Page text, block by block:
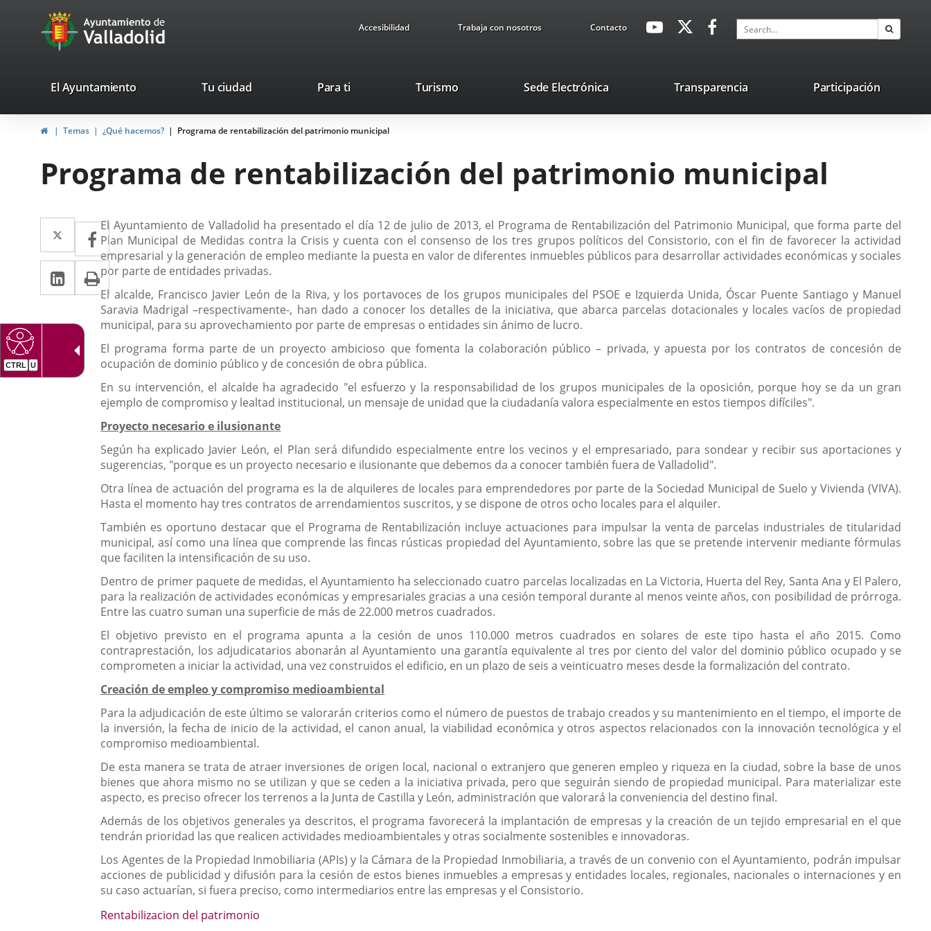
Portal
Web
Ayuntamiento
de
Accesibilidad Trabaja con nosotros ContactoavaHeaderSocial
Link
Link
application.
application.
Search
valladolid.es
El Ayuntamiento Tu ciudad Para ti TurismoThis
will
pop-
Sede ElectrónicaLink
external
Transparencia Participación
HomeTemas ¿Qué hacemos? Programa de rentabilización del patrimonio municipal
Programa de rentabilización del patrimonio municipal
Twitter
Enlace
a
una
aplicación
externa.
Facebook
Enlace
a
una
aplicación
externa.
Linkedin
Enlace
a
una
aplicación
externa.
Print
Descripción
El Ayuntamiento de Valladolid ha presentado el día 12 de julio de 2013, el Programa de Rentabilización del Patrimonio Municipal, que forma parte del
Plan Municipal de Medidas contra la Crisis y cuenta con el consenso de los tres grupos políticos del Consistorio, con el fin de favorecer la actividad
empresarial y la generación de empleo mediante la puesta en valor de diferentes inmuebles públicos para desarrollar actividades económicas y sociales
por parte de entidades privadas.
El alcalde, Francisco Javier León de la Riva, y los portavoces de los grupos municipales del PSOE e Izquierda Unida, Óscar Puente Santiago y Manuel
Saravia Madrigal –respectivamente-, han dado a conocer los detalles de la iniciativa, que abarca parcelas dotacionales y locales vacíos de propiedad
municipal, para su aprovechamiento por parte de empresas o entidades sin ánimo de lucro.
El programa forma parte de un proyecto ambicioso que fomenta la colaboración público – privada, y apuesta por los contratos de concesión de
ocupación de dominio público y de concesión de obra pública.
En su intervención, el alcalde ha agradecido "el esfuerzo y la responsabilidad de los grupos municipales de la oposición, porque hoy se da un gran
ejemplo de compromiso y lealtad institucional, un mensaje de unidad que la ciudadanía valora especialmente en estos tiempos difíciles".
Proyecto necesario e ilusionante
Según ha explicado Javier León, el Plan será difundido especialmente entre los vecinos y el empresariado, para sondear y recibir sus aportaciones y
sugerencias, "porque es un proyecto necesario e ilusionante que debemos da a conocer también fuera de Valladolid".
Otra línea de actuación del programa es la de alquileres de locales para emprendedores por parte de la Sociedad Municipal de Suelo y Vivienda (VIVA).
Hasta el momento hay tres contratos de arrendamientos suscritos, y se dispone de otros ocho locales para el alquiler.
También es oportuno destacar que el Programa de Rentabilización incluye actuaciones para impulsar la venta de parcelas industriales de titularidad
municipal, así como una línea que comprende las fincas rústicas propiedad del Ayuntamiento, sobre las que se pretende intervenir mediante fórmulas
que faciliten la intensificación de su uso.
Dentro de primer paquete de medidas, el Ayuntamiento ha seleccionado cuatro parcelas localizadas en La Victoria, Huerta del Rey, Santa Ana y El Palero,
para la realización de actividades económicas y empresariales gracias a una cesión temporal durante al menos veinte años, con posibilidad de prórroga.
Entre las cuatro suman una superficie de más de 22.000 metros cuadrados.
El objetivo previsto en el programa apunta a la cesión de unos 110.000 metros cuadrados en solares de este tipo hasta el año 2015. Como
contraprestación, los adjudicatarios abonarán al Ayuntamiento una garantía equivalente al tres por ciento del valor del dominio público ocupado y se
comprometen a iniciar la actividad, una vez construidos el edificio, en un plazo de seis a veinticuatro meses desde la formalización del contrato.
Creación de empleo y compromiso medioambiental
Para la adjudicación de este último se valorarán criterios como el número de puestos de trabajo creados y su mantenimiento en el tiempo, el importe de
la inversión, la fecha de inicio de la actividad, el canon anual, la viabilidad económica y otros aspectos relacionados con la innovación tecnológica y el
compromiso medioambiental.
De esta manera se trata de atraer inversiones de origen local, nacional o extranjero que generen empleo y riqueza en la ciudad, sobre la base de unos
bienes que ahora mismo no se utilizan y que se ceden a la iniciativa privada, pero que seguirán siendo de propiedad municipal. Para materializar este
aspecto, es preciso ofrecer los terrenos a la Junta de Castilla y León, administración que valorará la conveniencia del destino final.
Además de los objetivos generales ya descritos, el programa favorecerá la implantación de empresas y la creación de un tejido empresarial en el que
tendrán prioridad las que realicen actividades medioambientales y otras socialmente sostenibles e innovadoras.
Los Agentes de la Propiedad Inmobiliaria (APIs) y la Cámara de la Propiedad Inmobiliaria, a través de un convenio con el Ayuntamiento, podrán impulsar
acciones de publicidad y difusión para la cesión de estos bienes inmuebles a empresas y entidades locales, regionales, nacionales o internaciones y en
su caso actuarían, si fuera preciso, como intermediarios entre las empresas y el Consistorio.
Rentabilizacion del patrimonio